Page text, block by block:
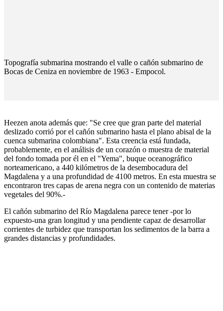
Topografía submarina mostrando el valle o cañón submarino de
Bocas de Ceniza en noviembre de 1963 - Empocol.
Heezen anota además que: "Se cree que gran parte del material
deslizado corrió por el cañón submarino hasta el plano abisal de la
cuenca submarina colombiana". Esta creencia está fundada,
probablemente, en el análisis de un corazón o muestra de material
del fondo tomada por él en el "Yema", buque oceanográfico
norteamericano, a 440 kilómetros de la desembocadura del
Magdalena y a una profundidad de 4100 metros. En esta muestra se
encontraron tres capas de arena negra con un contenido de materias
vegetales del 90%.-
El cañón submarino del Río Magdalena parece tener -por lo
expuesto-una gran longitud y una pendiente capaz de desarrollar
corrientes de turbidez que transportan los sedimentos de la barra a
grandes distancias y profundidades.